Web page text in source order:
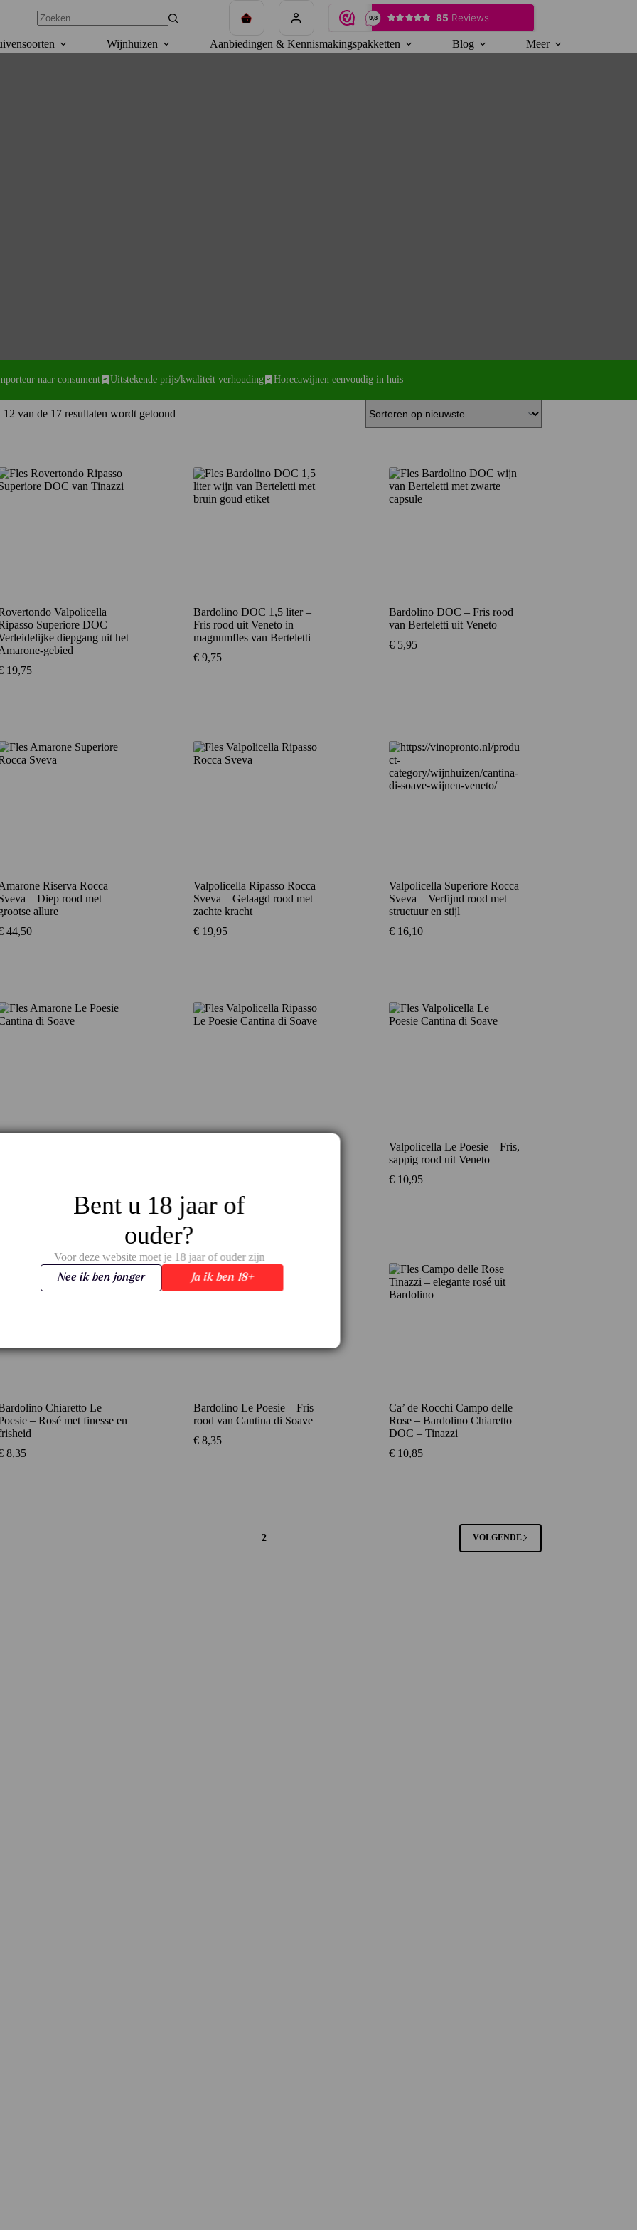
Winkelwagen
Wijnhuizen Aanbiedingen & Kennismakingspakketten Blog Meer
naar consument Uitstekende prijs/kwaliteit verhouding Horecawijnen eenvoudig in huis
van de 17 resultaten wordt getoondGesorteerd
Valpolicella
Superiore DOC –
diepgang uit het
gebied
19,75
Bardolino DOC 1,5 liter –
Fris rood uit Veneto in
magnumfles van Berteletti
€9,75
Bardolino DOC – Fris rood
van Berteletti uit Veneto
€5,95
Riserva Rocca
– Diep rood met
allure
44,50
Valpolicella Ripasso Rocca
Sveva – Gelaagd rood met
zachte kracht
€19,95
Valpolicella Superiore Rocca
Sveva – Verfijnd rood met
structuur en stijl
€16,10
Valpolicella Le Poesie – Fris,
sappig rood uit Veneto
€10,95
Chiaretto Le
– Rosé met finesse en
8,35
Bardolino Le Poesie – Fris
rood van Cantina di Soave
€8,35
Ca’ de Rocchi Campo delle
Rose – Bardolino Chiaretto
DOC – Tinazzi
€10,85
2 VOLGENDE
Bent u 18 jaar of
ouder?
Voor deze website moet je 18 jaar of ouder zijn
Ja ik ben 18+
Nee ik ben jonger